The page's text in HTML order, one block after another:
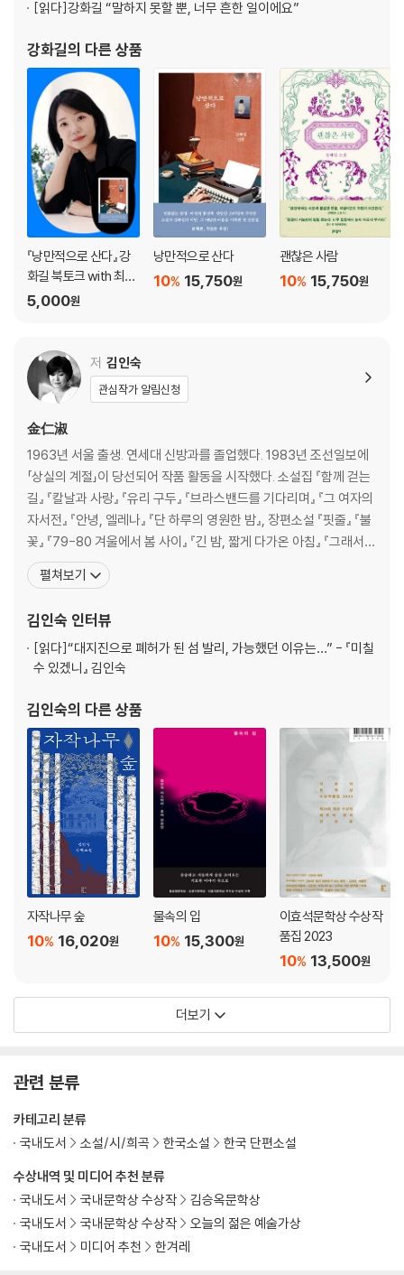
있는 악력이었다. 그래서 이번 김승옥문학상 대상은 이 작품에 주어질 수
[읽다]강화길 “말하지 못할 뿐, 너무 흔한 일이에요”
강화길의 다른 상품
『낭만적으로 산다』 강
화길 북토크 with 최지
은 (사회)
5,000원
낭만적으로 산다
15,750원
10%
괜찮은 사람
15,750원
10%
저 김인숙
관심작가 알림신청
金仁淑
1963년 서울 출생. 연세대 신방과를 졸업했다. 1983년 조선일보에
「상실의 계절」이 당선되어 작품 활동을 시작했다. 소설집 『함께 걷는
길』 『칼날과 사랑』 『유리 구두』 『브라스밴드를 기다리며』 『그 여자의
자서전』 『안녕, 엘레나』 『단 하루의 영원한 밤』, 장편소설 『핏줄』 『불
꽃』 『79-80 겨울에서 봄 사이』 『긴 밤, 짧게 다가온 아침』 『그래서
너를 안는다』 『시드니 그 푸른 바다에 서다』 『먼 길』 『그늘, 깊은 곳』
『꽃의 기억』 『우연』 『봉지』 『소현』 『미칠 수 있겠니』 『모든 빛깔들의
펼쳐보기
김인숙 인터뷰
[읽다]“대지진으로 폐허가 된 섬 발리, 가능했던 이유는…” - 『미칠
수 있겠니』 김인숙
김인숙의 다른 상품
자작나무 숲
16,020원
10%
물속의 입
15,300원
10%
이효석문학상 수상작
품집 2023
13,500원
10%
더보기
관련 분류
수상내역 및 미디어 추천 분류
국내도서
국내문학상 수상작
김승옥문학상
국내도서
국내문학상 수상작
오늘의 젊은 예술가상
국내도서
미디어 추천 한겨레
카테고리 분류
국내도서
소설/시/희곡 한국소설 한국 단편소설